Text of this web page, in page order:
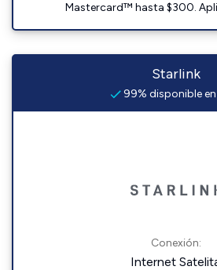
Mastercard™ hasta $300.
Starlink
99% disponible
Conexión:
Internet